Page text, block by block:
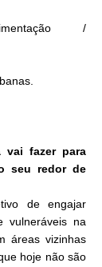
/
vai fazer para
seu redor de
de engajar
vulneráveis na
áreas vizinhas
hoje não são